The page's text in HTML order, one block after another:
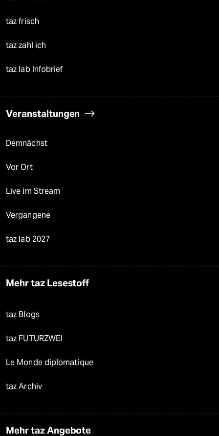
taz frisch
taz zahl ich
taz lab Infobrief
Veranstaltungen
Demnächst
Vor Ort
Live im Stream
Vergangene
taz lab 2027
Mehr taz Lesestoff
taz Blogs
taz FUTURZWEI
Le Monde diplomatique
taz Archiv
Mehr taz Angebote